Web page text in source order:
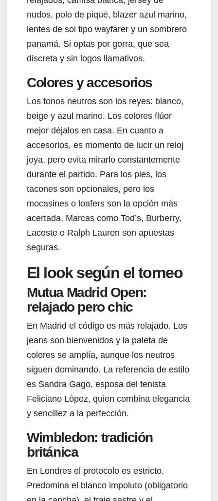
nudos, polo de piqué, blazer azul marino,
lentes de sol tipo wayfarer y un sombrero
panamá. Si optas por gorra, que sea
discreta y sin logos llamativos.
Colores y accesorios
Los tonos neutros son los reyes: blanco,
beige y azul marino. Los colores flúor
mejor déjalos en casa. En cuanto a
accesorios, es momento de lucir un reloj
joya, pero evita mirarlo constantemente
durante el partido. Para los pies, los
tacones son opcionales, pero los
mocasines o loafers son la opción más
acertada. Marcas como Tod’s, Burberry,
Lacoste o Ralph Lauren son apuestas
seguras.
El look según el torneo
Mutua Madrid Open:
relajado pero chic
En Madrid el código es más relajado. Los
jeans son bienvenidos y la paleta de
colores se amplía, aunque los neutros
siguen dominando. La referencia de estilo
es Sandra Gago, esposa del tenista
Feliciano López, quien combina elegancia
y sencillez a la perfección.
Wimbledon: tradición
británica
En Londres el protocolo es estricto.
Predomina el blanco impoluto (obligatorio